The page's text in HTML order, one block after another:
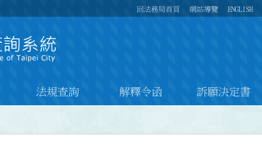
回法務局首頁 網站導覽 ENGLISH
法規查詢 解釋令函 訴願決定書